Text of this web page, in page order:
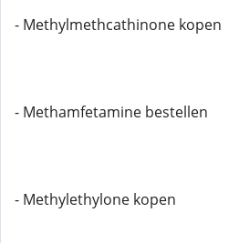
- Methylmethcathinone kopen
- Methamfetamine bestellen
- Methylethylone kopen